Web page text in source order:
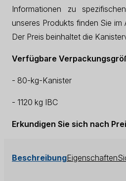
Informationen zu
unseres Produkts finden Sie im
Der Preis beinhaltet die
Verfügbare
- 80-kg-Kanister
- 1120 kg IBC
Erkundigen Sie sich nach
BeschreibungEigenschaften